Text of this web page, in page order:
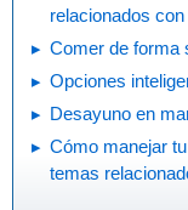
relacionados
Comer de forma
Opciones
Desayuno en
Cómo manejar
temas